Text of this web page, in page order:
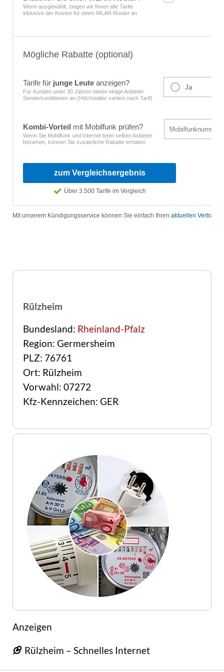
Rülzheim
Bundesland: Rheinland-Pfalz
Region: Germersheim
PLZ: 76761
Ort: Rülzheim
Vorwahl: 07272
Kfz-Kennzeichen: GER
Anzeigen
Rülzheim – Schnelles Internet